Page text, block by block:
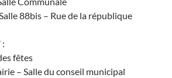
88bis – Rue de la république
fêtes
– Salle du conseil municipal